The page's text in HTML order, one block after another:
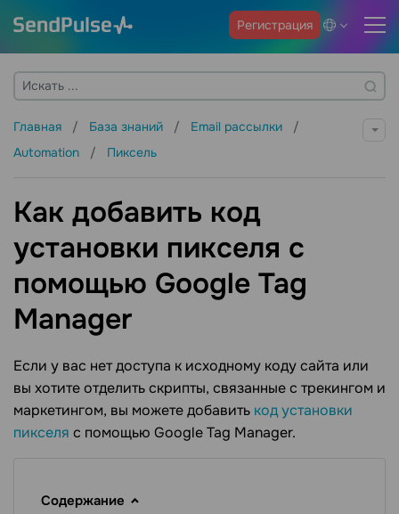
Регистрация
Главная База знаний
Email рассылки
Automation
Пиксель
Как добавить код
установки пикселя с
помощью Google Tag
Manager
Если у вас нет доступа к исходному коду сайта или
вы хотите отделить скрипты, связанные с трекингом и
маркетингом, вы можете добавить код установки
пикселя с помощью Google Tag Manager.
Содержание